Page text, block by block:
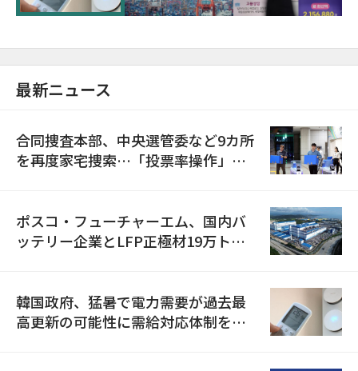
最新ニュース
合同捜査本部、中央選管委など9カ所
を再度家宅捜索…「投票率操作」の
ポスコ・フューチャーエム、国内バ
ッテリー企業とLFP正極材19万トン
韓国政府、猛暑で電力需要が過去最
高更新の可能性に需給対応体制を点